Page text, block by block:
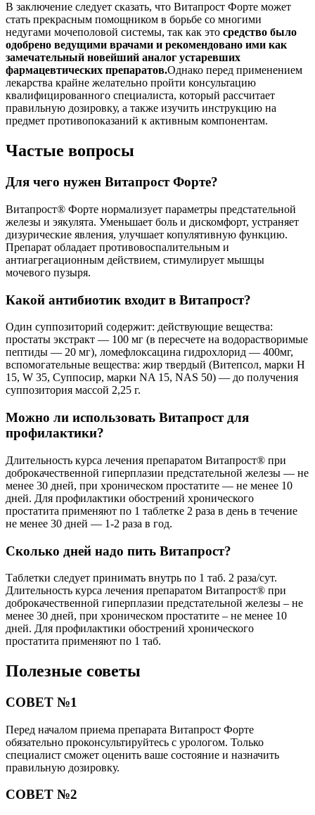
В заключение следует сказать, что Витапрост Форте может
стать прекрасным помощником в борьбе со многими
недугами мочеполовой системы, так как это средство было
одобрено ведущими врачами и рекомендовано ими как
замечательный новейший аналог устаревших
фармацевтических препаратов.Однако перед применением
лекарства крайне желательно пройти консультацию
квалифицированного специалиста, который рассчитает
правильную дозировку, а также изучить инструкцию на
предмет противопоказаний к активным компонентам.
Частые вопросы
Для чего нужен Витапрост Форте?
Витапрост® Форте нормализует параметры предстательной
железы и эякулята. Уменьшает боль и дискомфорт, устраняет
дизурические явления, улучшает копулятивную функцию.
Препарат обладает противовоспалительным и
антиагрегационным действием, стимулирует мышцы
мочевого пузыря.
Какой антибиотик входит в Витапрост?
Один суппозиторий содержит: действующие вещества:
простаты экстракт — 100 мг (в пересчете на водорастворимые
пептиды — 20 мг), ломефлоксацина гидрохлорид — 400мг,
вспомогательные вещества: жир твердый (Витепсол, марки H
15, W 35, Суппосир, марки NA 15, NAS 50) — до получения
суппозитория массой 2,25 г.
Можно ли использовать Витапрост для
профилактики?
Длительность курса лечения препаратом Витапрост® при
доброкачественной гиперплазии предстательной железы — не
менее 30 дней, при хроническом простатите — не менее 10
дней. Для профилактики обострений хронического
простатита применяют по 1 таблетке 2 раза в день в течение
не менее 30 дней — 1-2 раза в год.
Сколько дней надо пить Витапрост?
Таблетки следует принимать внутрь по 1 таб. 2 раза/сут.
Длительность курса лечения препаратом Витапрост® при
доброкачественной гиперплазии предстательной железы – не
менее 30 дней, при хроническом простатите – не менее 10
дней. Для профилактики обострений хронического
простатита применяют по 1 таб.
Полезные советы
СОВЕТ №1
Перед началом приема препарата Витапрост Форте
обязательно проконсультируйтесь с урологом. Только
специалист сможет оценить ваше состояние и назначить
правильную дозировку.
СОВЕТ №2